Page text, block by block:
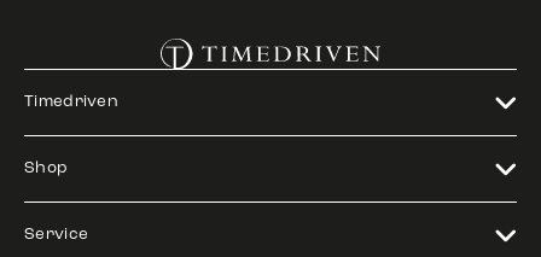
Timedriven
Shop
Service